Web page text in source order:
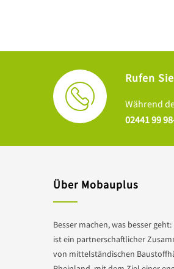
Rufen
Während
02441 99
Über Mobauplus
Besser machen, was besser
ist ein partnerschaftlicher
von mittelständischen